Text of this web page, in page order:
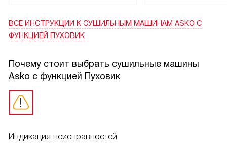
ВСЕ ИНСТРУКЦИИ К СУШИЛЬНЫМ МАШИНАМ ASKO С
ФУНКЦИЕЙ ПУХОВИК
Почему стоит выбрать сушильные машины
Asko с функцией Пуховик
Индикация неисправностей